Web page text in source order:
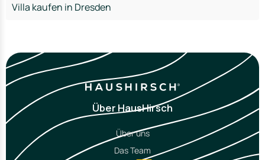
Villa kaufen in Dresden
Über HausHirsch
Über uns
Das Team